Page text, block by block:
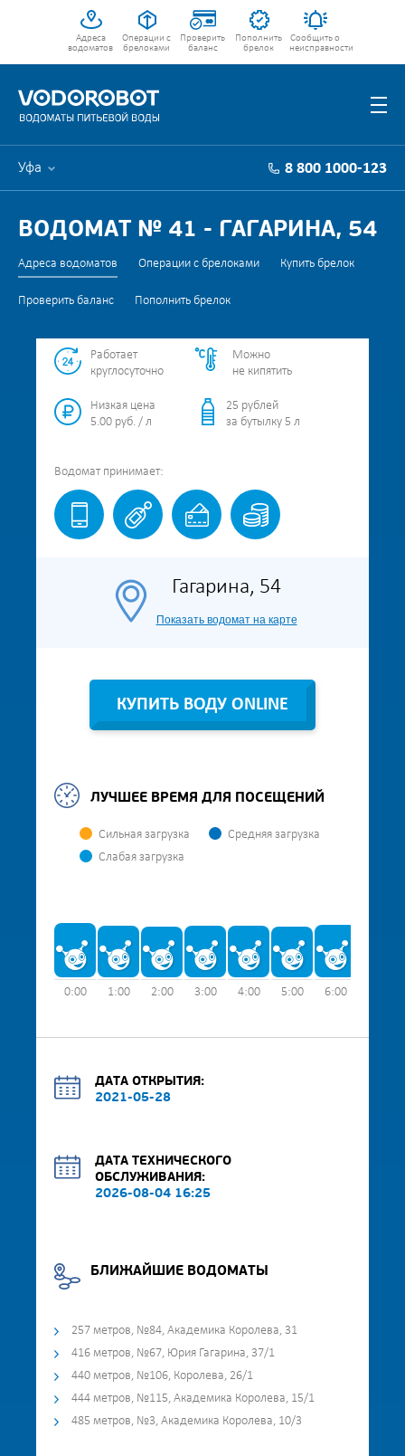
Адреса
водоматов
Операции с
брелоками
Проверить
баланс
Пополнить
брелок
Сообщить о
неисправности
Уфа 8 800 1000-123
ВОДОМАТ № 41 - ГАГАРИНА, 54
Адреса водоматов Операции с брелоками Купить брелок
Проверить баланс Пополнить брелок
Работает
круглосуточно
Можно
не кипятить
Низкая цена
5.00 руб. / л
25 рублей
за бутылку 5 л
Водомат принимает:
Гагарина, 54
Показать водомат на карте
КУПИТЬ ВОДУ ONLINE
ЛУЧШЕЕ ВРЕМЯ ДЛЯ ПОСЕЩЕНИЙ
Сильная загрузка
Средняя загрузка
Слабая загрузка
0:00 1:00 2:00 3:00 4:00 5:00 6:00
ДАТА ОТКРЫТИЯ:
2021-05-28
ДАТА ТЕХНИЧЕСКОГО
ОБСЛУЖИВАНИЯ:
2026-08-04 16:25
БЛИЖАЙШИЕ ВОДОМАТЫ
257 метров, №84, Академика Королева, 31
416 метров, №67, Юрия Гагарина, 37/1
440 метров, №106, Королева, 26/1
444 метров, №115, Академика Королева, 15/1
485 метров, №3, Академика Королева, 10/3